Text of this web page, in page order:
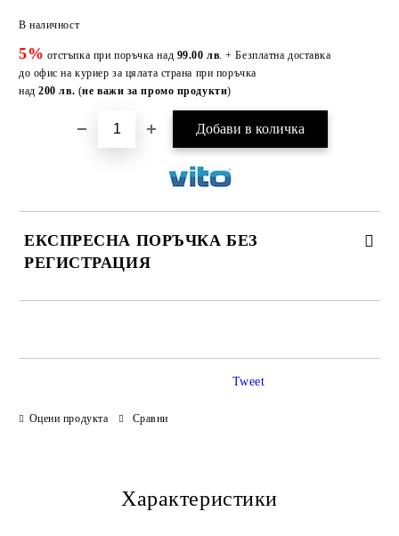
В наличност
5% отстъпка при поръчка над 99.00 лв. + Безплатна доставка
до офис на куриер за цялата страна при поръчка
над 200 лв. (не важи за промо продукти)
ЕКСПРЕСНА ПОРЪЧКА БЕЗ
РЕГИСТРАЦИЯ
Оцени продукта Сравни
Tweet
Характеристики